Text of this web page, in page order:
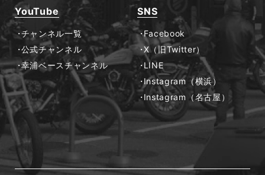
YouTube
チャンネル一覧
公式チャンネル
幸浦ベースチャンネル
SNS
Facebook
X（旧Twitter）
LINE
Instagram（横浜）
Instagram（名古屋）